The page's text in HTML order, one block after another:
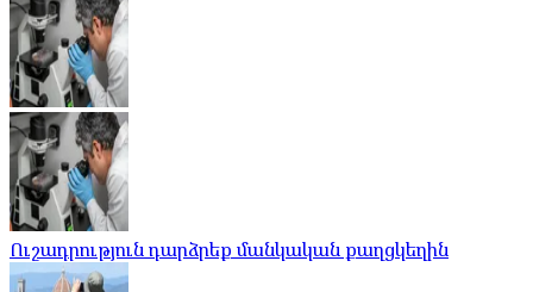
Ուշադրություն դարձրեք մանկական քաղցկեղին